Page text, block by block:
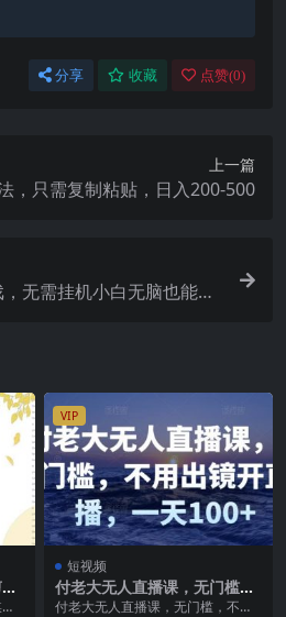
分享 收藏 点赞(0)
上一篇
，只需复制粘贴，日入200-500
无需挂机小白无脑也能日
?
VIP
短视频
付老大无人直播课，无门槛，
不用出镜开直播，一天100+
付老大无人直播课，无门槛，不用